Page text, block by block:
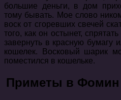
большие деньги, в дом
тому бывать. Мое слово
воск от сгоревших свечей
того, как он остынет,
завернуть в красную бумагу
кошелек. Восковый шарик
поместился в кошельке.
Приметы в Фомин